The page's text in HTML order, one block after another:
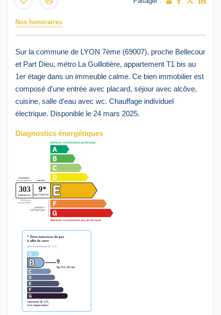
Nos honoraires
Sur la commune de LYON 7ème (69007), proche Bellecour
et Part Dieu, métro La Guillotière, appartement T1 bis au
1er étage dans un immeuble calme. Ce bien immobilier est
composé d'une entrée avec placard, séjour avec alcôve,
cuisine, salle d'eau avec wc. Chauffage individuel
électrique. Disponible le 24 mars 2025.
Diagnostics énergétiques